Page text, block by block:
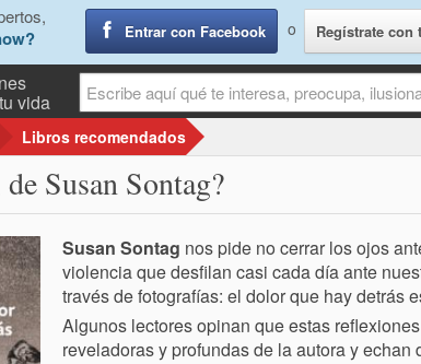
Entrar con Facebook o Regístrate con
vida
Libros recomendados
Susan Sontag?
Susan Sontag nos pide no cerrar los ojos
violencia que desfilan casi cada día ante
través de fotografías: el dolor que hay detrás
Algunos lectores opinan que estas
reveladoras y profundas de la autora y